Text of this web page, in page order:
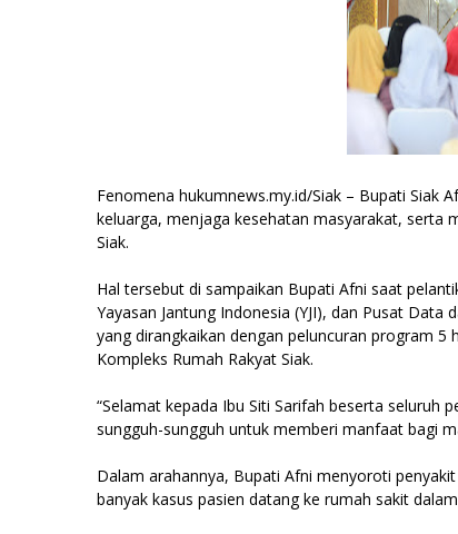
Fenomena hukumnews.my.id/Siak – Bupati Siak
keluarga, menjaga kesehatan masyarakat, serta
Siak.
Hal tersebut di sampaikan Bupati Afni saat
Yayasan Jantung Indonesia (YJI), dan Pusat
yang dirangkaikan dengan peluncuran program 5
Kompleks Rumah Rakyat Siak.
“Selamat kepada Ibu Siti Sarifah beserta seluruh
sungguh-sungguh untuk memberi manfaat bagi
Dalam arahannya, Bupati Afni menyoroti
banyak kasus pasien datang ke rumah sakit